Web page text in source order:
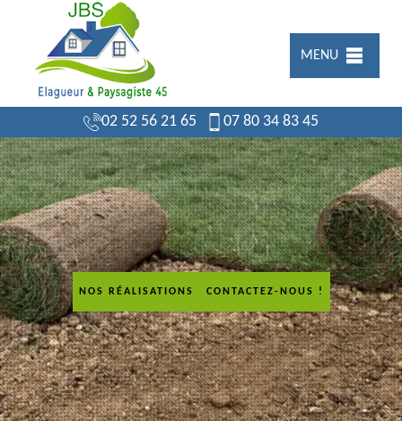
MENU
02 52 56 21 65 07 80 34 83 45
NOS RÉALISATIONS CONTACTEZ-NOUS !